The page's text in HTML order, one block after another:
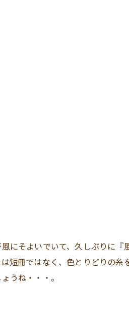
そよいでいて、久しぶりに『
冊ではなく、色とりどりの糸
うね・・・。